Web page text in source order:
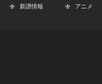
新譜情報
アニメ